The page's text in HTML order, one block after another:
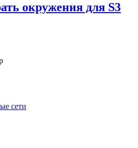
окружения для S3
сети